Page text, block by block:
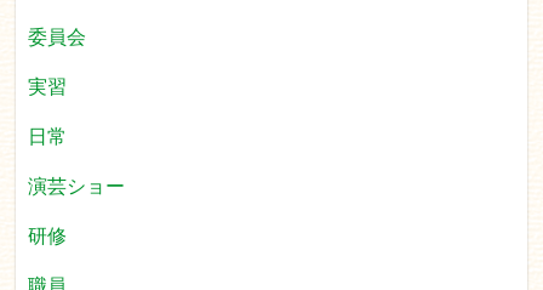
委員会
実習
日常
演芸ショー
研修